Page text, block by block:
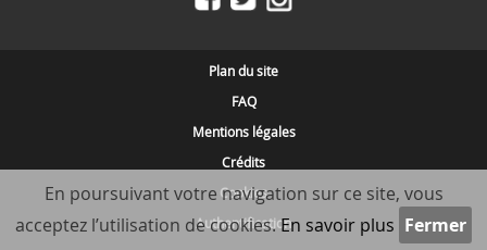
Plan du site
FAQ
Mentions légales
Crédits
Cookies
Authentification
En poursuivant votre navigation sur ce site, vous
acceptez l’utilisation de cookies.En savoir plus